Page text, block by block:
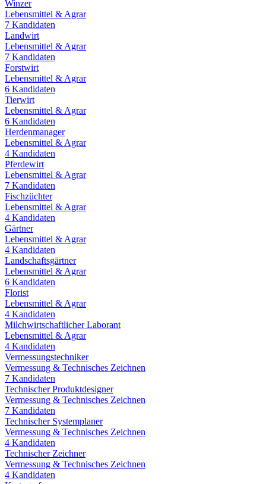
Winzer
Lebensmittel & Agrar
7 Kandidaten
Landwirt
Lebensmittel & Agrar
7 Kandidaten
Forstwirt
Lebensmittel & Agrar
6 Kandidaten
Tierwirt
Lebensmittel & Agrar
6 Kandidaten
Herdenmanager
Lebensmittel & Agrar
4 Kandidaten
Pferdewirt
Lebensmittel & Agrar
7 Kandidaten
Fischzüchter
Lebensmittel & Agrar
4 Kandidaten
Gärtner
Lebensmittel & Agrar
4 Kandidaten
Landschaftsgärtner
Lebensmittel & Agrar
6 Kandidaten
Florist
Lebensmittel & Agrar
4 Kandidaten
Milchwirtschaftlicher Laborant
Lebensmittel & Agrar
4 Kandidaten
Vermessungstechniker
Vermessung & Technisches Zeichnen
7 Kandidaten
Technischer Produktdesigner
Vermessung & Technisches Zeichnen
7 Kandidaten
Technischer Systemplaner
Vermessung & Technisches Zeichnen
4 Kandidaten
Technischer Zeichner
Vermessung & Technisches Zeichnen
4 Kandidaten